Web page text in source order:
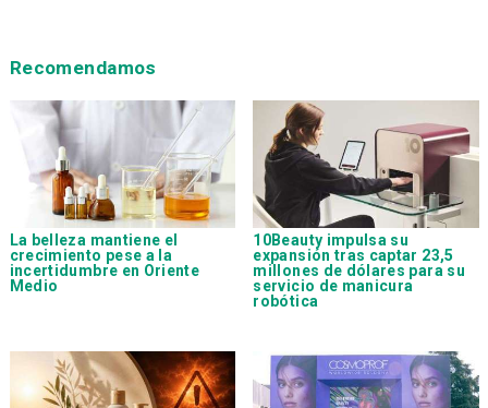
Recomendamos
La belleza mantiene el
crecimiento pese a la
incertidumbre en Oriente
Medio
10Beauty impulsa su
expansión tras captar 23,5
millones de dólares para su
servicio de manicura
robótica